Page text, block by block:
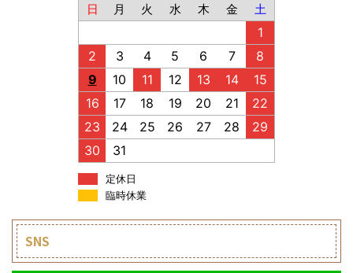
日 月 火 水 木 金 土
1
2
3 4 5 6 7
8
9
10 11 12 13 14
15
16
17 18 19 20 21
22
23
24 25 26 27 28
29
30
31
定休日
臨時休業
SNS